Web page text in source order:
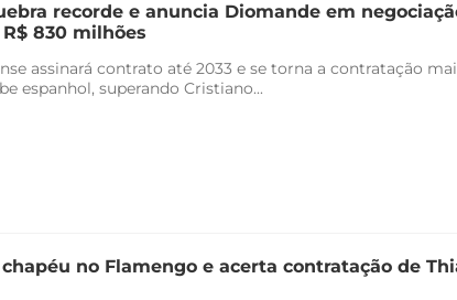
recorde e anuncia Diomande em
830 milhões
assinará contrato até 2033 e se torna a contratação
espanhol, superando Cristiano...
no Flamengo e acerta contratação de